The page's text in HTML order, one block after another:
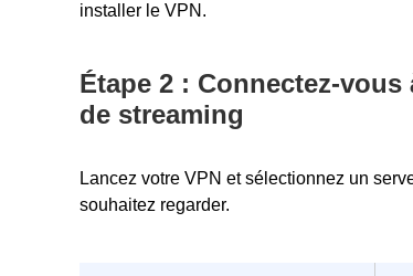
installer le VPN.
Étape 2 : Connectez-
de streaming
Lancez votre VPN et sélectionnez un
souhaitez regarder.